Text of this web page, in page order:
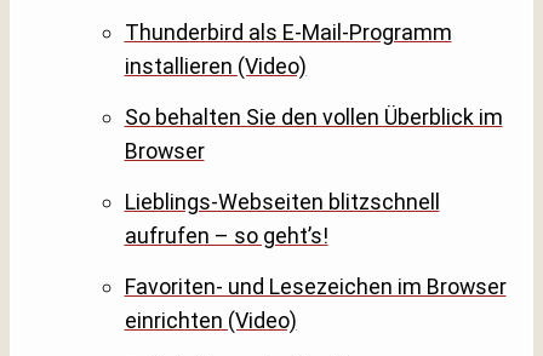
Thunderbird als E-Mail-Programm
installieren (Video)
So behalten Sie den vollen Überblick im
Browser
Lieblings-Webseiten blitzschnell
aufrufen – so geht’s!
Favoriten- und Lesezeichen im Browser
einrichten (Video)